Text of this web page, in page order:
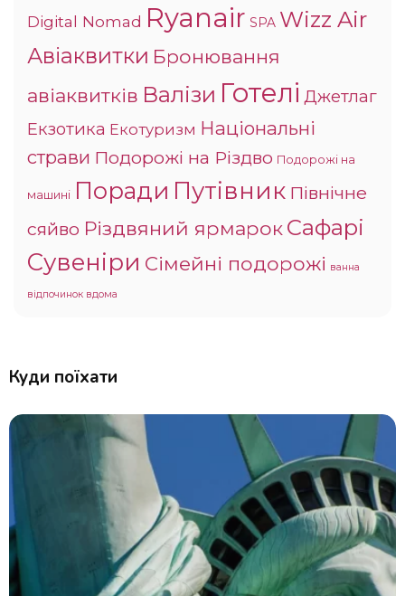
Digital Nomad Ryanair SPA Wizz Air
Авіаквитки Бронювання
авіаквитків Валізи Готелі Джетлаг
Екзотика Екотуризм Національні
страви Подорожі на Різдво Подорожі на
машині Поради Путівник Північне
сяйво Різдвяний ярмарокСафарі
Сувеніри Сімейні подорожі ванна
відпочинок вдома
Куди поїхати